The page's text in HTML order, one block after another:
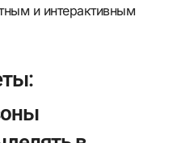
и интерактивным